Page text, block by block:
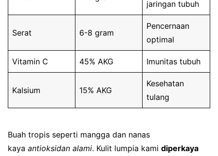
jaringan tubuh
Serat 6-8 gram
Pencernaan
optimal
Vitamin C 45% AKG Imunitas tubuh
Kalsium 15% AKG
Kesehatan
tulang
Buah tropis seperti mangga dan nanas
kaya antioksidan alami. Kulit lumpia kami diperkaya